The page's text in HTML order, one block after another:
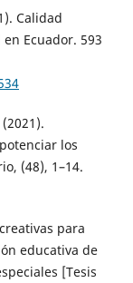
Calidad
Ecuador. 593
los
(48), 1–14.
para
educativa de
[Tesis